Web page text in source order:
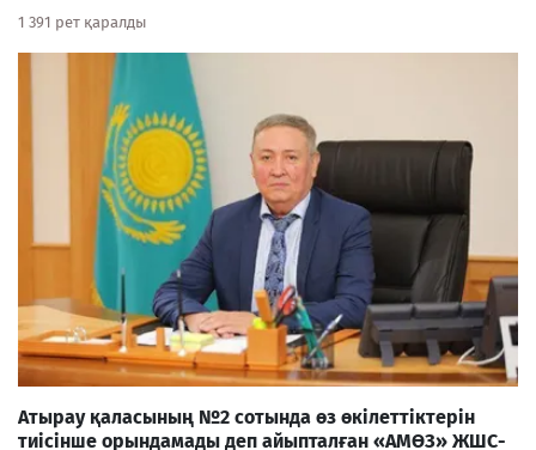
1 391 рет қаралды
Атырау қаласының №2 сотында өз өкілеттіктерін
тиісінше орындамады деп айыпталған «AМӨЗ» ЖШС-